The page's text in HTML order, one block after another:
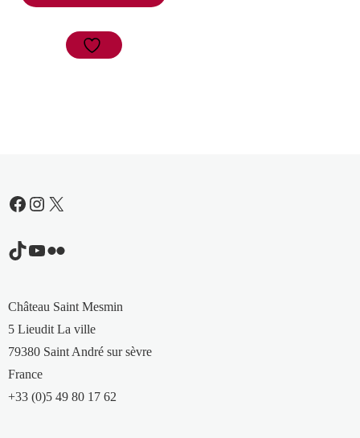
Facebook
Instagram
X
TikTok
YouTube
Flickr
Château Saint Mesmin
5 Lieudit La ville
79380 Saint André sur sèvre
France
+33 (0)5 49 80 17 62